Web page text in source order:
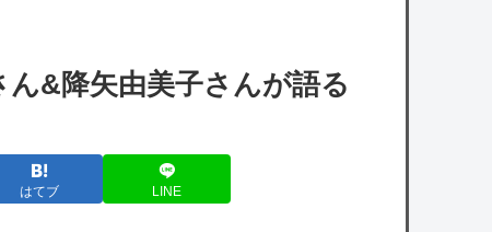
Vチューバーってもう男とコラボしても問題
【艦これ】煙幕してんのに大暴れしすぎちゃ
か？
ん&降矢由美子さんが語る
はてブ LINE